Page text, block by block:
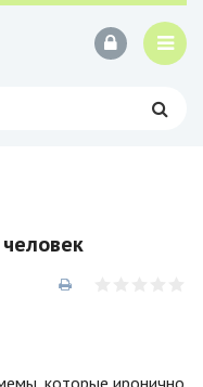
которые иронично